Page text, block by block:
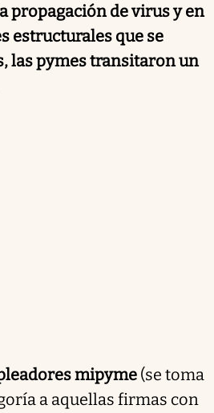
propagación de virus y en
estructurales que se
las pymes transitaron un
mipyme (se toma
a aquellas firmas con